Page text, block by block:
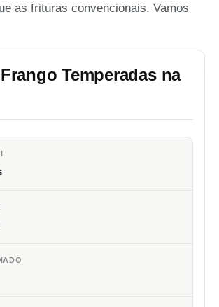
as frituras convencionais. Vamos
Temperadas na